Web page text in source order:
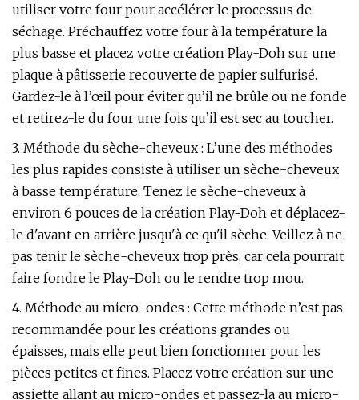
utiliser votre four pour accélérer le processus de
séchage. Préchauffez votre four à la température la
plus basse et placez votre création Play-Doh sur une
plaque à pâtisserie recouverte de papier sulfurisé.
Gardez-le à l’œil pour éviter qu’il ne brûle ou ne fonde
et retirez-le du four une fois qu’il est sec au toucher.
3. Méthode du sèche-cheveux : L’une des méthodes
les plus rapides consiste à utiliser un sèche-cheveux
à basse température. Tenez le sèche-cheveux à
environ 6 pouces de la création Play-Doh et déplacez-
le d'avant en arrière jusqu'à ce qu'il sèche. Veillez à ne
pas tenir le sèche-cheveux trop près, car cela pourrait
faire fondre le Play-Doh ou le rendre trop mou.
4. Méthode au micro-ondes : Cette méthode n’est pas
recommandée pour les créations grandes ou
épaisses, mais elle peut bien fonctionner pour les
pièces petites et fines. Placez votre création sur une
assiette allant au micro-ondes et passez-la au micro-